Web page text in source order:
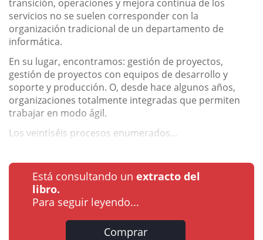
transición, operaciones y mejora continua de los
servicios no se suelen corresponder con la
organización tradicional de un departamento de
informática.
En su lugar, encontramos: gestión de proyectos,
gestión de proyectos con equipos de desarrollo y
soporte y producción. O, desde hace algunos años,
organizaciones totalmente integradas que permiten
trabajar en modo ágil.
Los veintiséis procesos enumerados...
Está consultando un extracto del
libro.
Para seguir leyendo...
Comprar